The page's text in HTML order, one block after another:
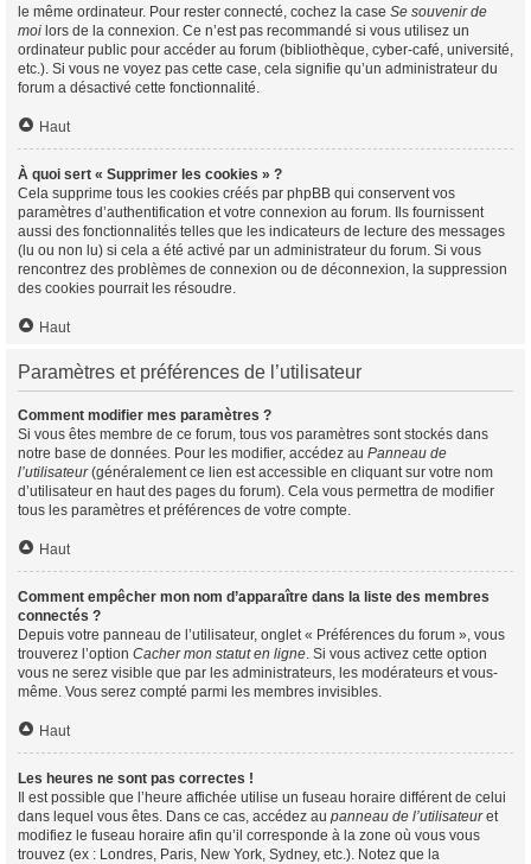
le même ordinateur. Pour rester connecté, cochez la case Se souvenir de
moi lors de la connexion. Ce n’est pas recommandé si vous utilisez un
ordinateur public pour accéder au forum (bibliothèque, cyber-café, université,
etc.). Si vous ne voyez pas cette case, cela signifie qu’un administrateur du
forum a désactivé cette fonctionnalité.
Haut
À quoi sert « Supprimer les cookies » ?
Cela supprime tous les cookies créés par phpBB qui conservent vos
paramètres d’authentification et votre connexion au forum. Ils fournissent
aussi des fonctionnalités telles que les indicateurs de lecture des messages
(lu ou non lu) si cela a été activé par un administrateur du forum. Si vous
rencontrez des problèmes de connexion ou de déconnexion, la suppression
des cookies pourrait les résoudre.
Haut
Paramètres et préférences de l’utilisateur
Comment modifier mes paramètres ?
Si vous êtes membre de ce forum, tous vos paramètres sont stockés dans
notre base de données. Pour les modifier, accédez au Panneau de
l’utilisateur(généralement ce lien est accessible en cliquant sur votre nom
d’utilisateur en haut des pages du forum). Cela vous permettra de modifier
tous les paramètres et préférences de votre compte.
Haut
Comment empêcher mon nom d’apparaître dans la liste des membres
connectés ?
Depuis votre panneau de l’utilisateur, onglet « Préférences du forum », vous
trouverez l’option Cacher mon statut en ligne. Si vous activez cette option
vous ne serez visible que par les administrateurs, les modérateurs et vous-
même. Vous serez compté parmi les membres invisibles.
Haut
Les heures ne sont pas correctes !
Il est possible que l’heure affichée utilise un fuseau horaire différent de celui
dans lequel vous êtes. Dans ce cas, accédez au panneau de l’utilisateuret
modifiez le fuseau horaire afin qu’il corresponde à la zone où vous vous
trouvez (ex : Londres, Paris, New York, Sydney, etc.). Notez que la